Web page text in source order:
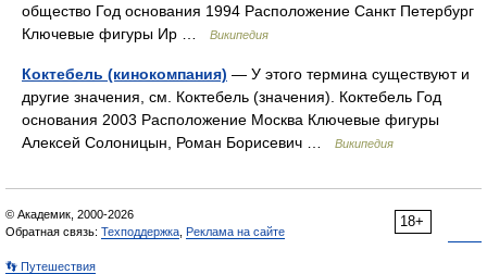
общество Год основания 1994 Расположение Санкт Петербург
Ключевые фигуры Ир …
Википедия
Коктебель (кинокомпания) — У этого термина существуют и
другие значения, см. Коктебель (значения). Коктебель Год
основания 2003 Расположение Москва Ключевые фигуры
Алексей Солоницын, Роман Борисевич …
Википедия
18+
© Академик, 2000-2026
Обратная связь: Техподдержка Реклама на сайте
👣 Путешествия